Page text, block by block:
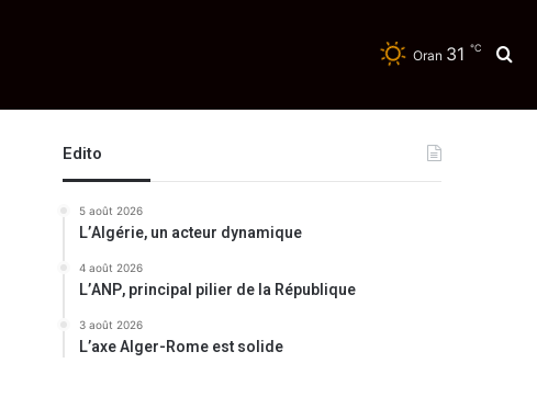
Oran 31 ℃
Edito
5 août 2026
L’Algérie, un acteur dynamique
4 août 2026
L’ANP, principal pilier de la République
3 août 2026
L’axe Alger-Rome est solide